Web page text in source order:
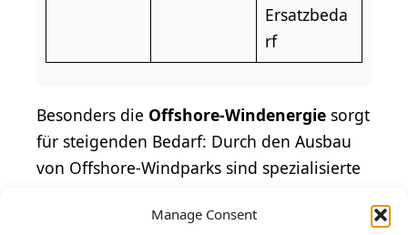
Manage Consent
Ersatzbeda
rf
Besonders die Offshore-Windenergie sorgt
für steigenden Bedarf: Durch den Ausbau
von Offshore-Windparks sind spezialisierte
und Wartungsschiffenfür die Anlagen